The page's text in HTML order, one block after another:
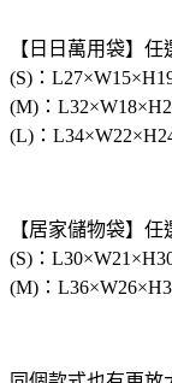
【日日萬用袋】
(S)：
(M)：
(L)：
【居家儲物袋】
(S)：
(M)：